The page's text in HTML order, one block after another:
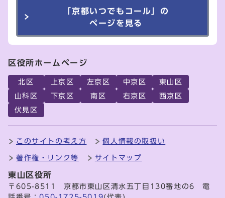
「京都いつでもコール」の
ページを見る
区役所ホームページ
北区 上京区 左京区 中京区
東山区
山科区
下京区 南区 右京区
西京区
伏見区
このサイトの考え方 個人情報の取扱い
著作権・リンク等 サイトマップ
東山区役所
〒605-8511 京都市東山区清水五丁目130番地の6 電